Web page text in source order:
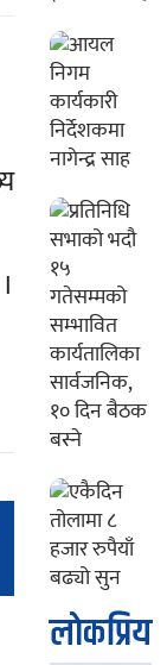
लाेकप्रिय